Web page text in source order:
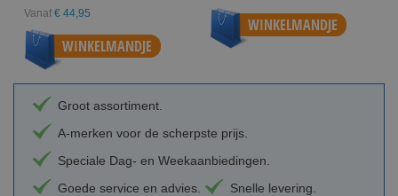
Vanaf € 44,95
WINKELMANDJE
WINKELMANDJE
Groot assortiment.
A-merken voor de scherpste prijs.
Speciale Dag- en Weekaanbiedingen.
Goede service en advies.
Snelle levering.